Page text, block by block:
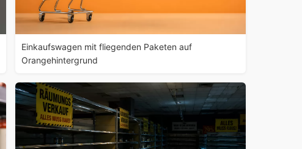
Einkaufswagen mit fliegenden Paketen auf
Orangehintergrund